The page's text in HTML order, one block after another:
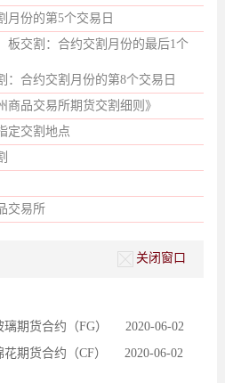
月份的第5个交易日
板交割：合约交割月份的最后1个
：合约交割月份的第8个交易日
商品交易所期货交割细则》
定交割地点
交易所
关闭窗口
期货合约（FG）
2020-06-02
期货合约（CF） 2020-06-02